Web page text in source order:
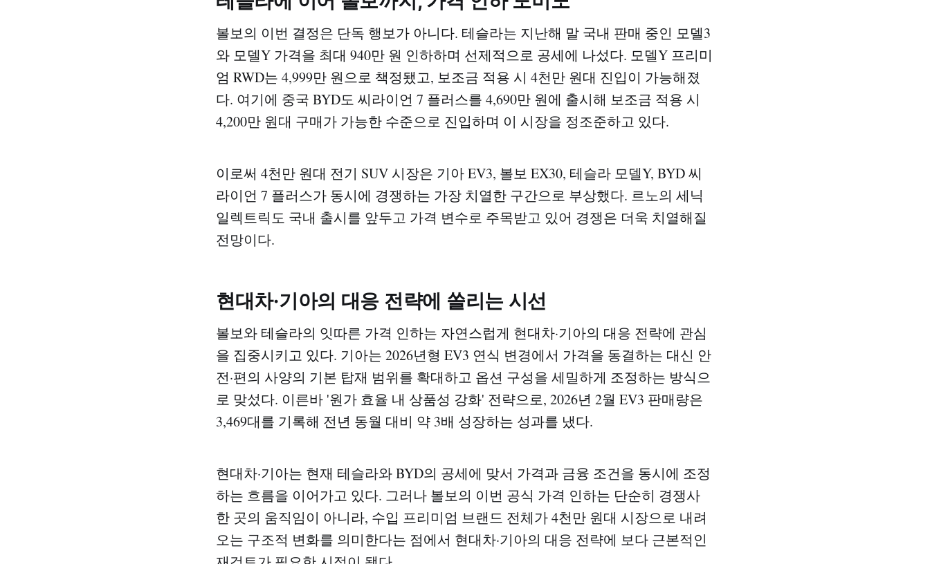
볼보의 이번 결정은 단독 행보가 아니다. 테슬라는 지난해 말 국내 판매 중인 모델3
와 모델Y 가격을 최대 940만 원 인하하며 선제적으로 공세에 나섰다. 모델Y 프리미
엄 RWD는 4,999만 원으로 책정됐고, 보조금 적용 시 4천만 원대 진입이 가능해졌
다. 여기에 중국 BYD도 씨라이언 7 플러스를 4,690만 원에 출시해 보조금 적용 시
4,200만 원대 구매가 가능한 수준으로 진입하며 이 시장을 정조준하고 있다.
이로써 4천만 원대 전기 SUV 시장은 기아 EV3, 볼보 EX30, 테슬라 모델Y, BYD 씨
라이언 7 플러스가 동시에 경쟁하는 가장 치열한 구간으로 부상했다. 르노의 세닉
일렉트릭도 국내 출시를 앞두고 가격 변수로 주목받고 있어 경쟁은 더욱 치열해질
전망이다.
현대차·기아의 대응 전략에 쏠리는 시선
볼보와 테슬라의 잇따른 가격 인하는 자연스럽게 현대차·기아의 대응 전략에 관심
을 집중시키고 있다. 기아는 2026년형 EV3 연식 변경에서 가격을 동결하는 대신 안
전·편의 사양의 기본 탑재 범위를 확대하고 옵션 구성을 세밀하게 조정하는 방식으
로 맞섰다. 이른바 '원가 효율 내 상품성 강화' 전략으로, 2026년 2월 EV3 판매량은
3,469대를 기록해 전년 동월 대비 약 3배 성장하는 성과를 냈다.
현대차·기아는 현재 테슬라와 BYD의 공세에 맞서 가격과 금융 조건을 동시에 조정
하는 흐름을 이어가고 있다. 그러나 볼보의 이번 공식 가격 인하는 단순히 경쟁사
한 곳의 움직임이 아니라, 수입 프리미엄 브랜드 전체가 4천만 원대 시장으로 내려
오는 구조적 변화를 의미한다는 점에서 현대차·기아의 대응 전략에 보다 근본적인